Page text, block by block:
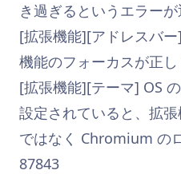
き過ぎるというエラー
[拡張機能][アドレスバ
機能のフォーカスが正
[拡張機能][テーマ] OS
設定されていると、拡
ではなく Chromium の
87843